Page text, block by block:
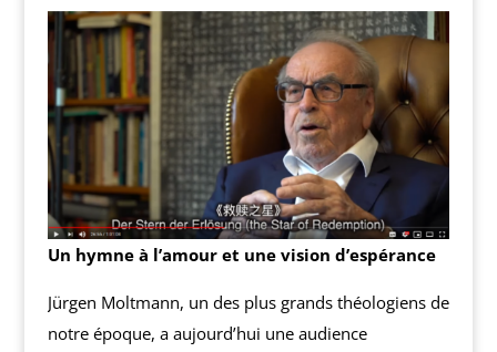
Un hymne à l’amour et une vision d’espérance
Jürgen Moltmann, un des plus grands théologiens de
notre époque, a aujourd’hui une audience